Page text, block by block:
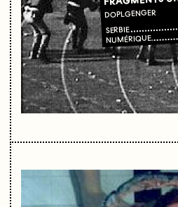
DOPLGENGER
SERBIE
NUMÉRIQUE